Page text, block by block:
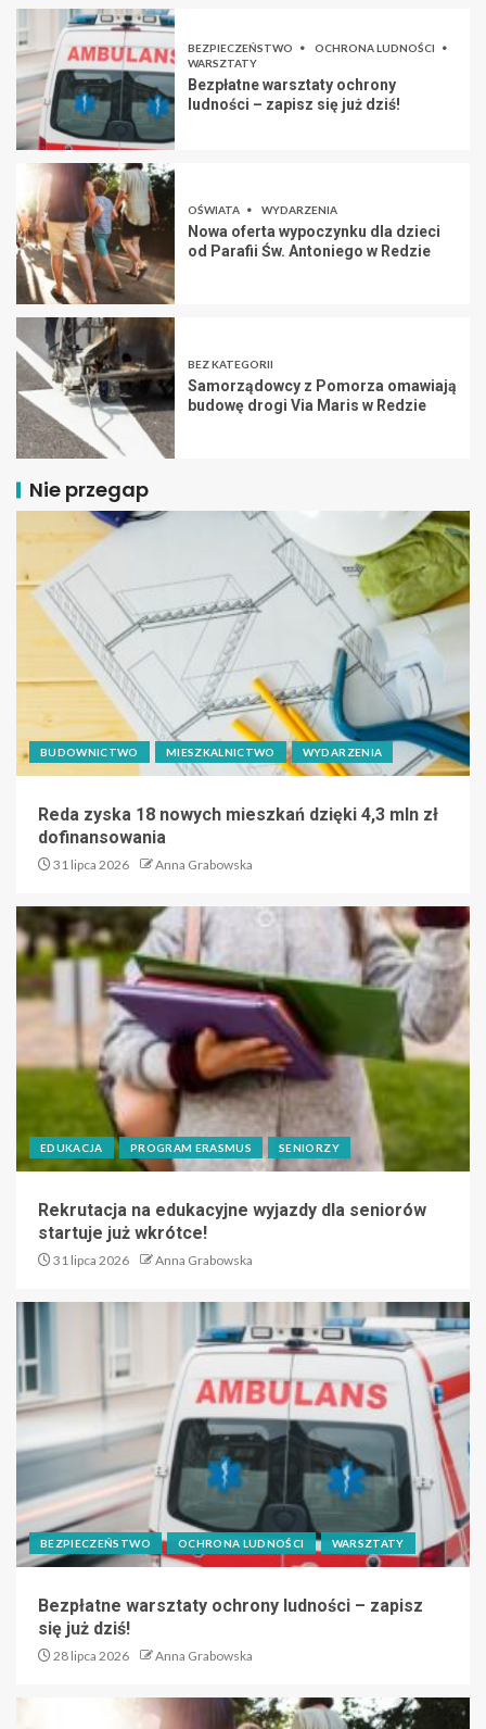
BEZPIECZEŃSTWO
OCHRONA LUDNOŚCI
WARSZTATY
Bezpłatne warsztaty ochrony
ludności – zapisz się już dziś!
OŚWIATA WYDARZENIA
Nowa oferta wypoczynku dla dzieci
od Parafii Św. Antoniego w Redzie
BEZ KATEGORII
Samorządowcy z Pomorza omawiają
budowę drogi Via Maris w Redzie
Nie przegap
BUDOWNICTWO MIESZKALNICTWO WYDARZENIA
Reda zyska 18 nowych mieszkań dzięki 4,3 mln zł
dofinansowania
31 lipca 2026 Anna Grabowska
EDUKACJA PROGRAM ERASMUS SENIORZY
Rekrutacja na edukacyjne wyjazdy dla seniorów
startuje już wkrótce!
31 lipca 2026 Anna Grabowska
BEZPIECZEŃSTWO OCHRONA LUDNOŚCI WARSZTATY
Bezpłatne warsztaty ochrony ludności – zapisz
się już dziś!
28 lipca 2026 Anna Grabowska